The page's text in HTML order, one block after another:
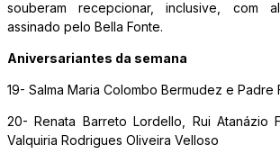
souberam recepcionar, inclusive, com
assinado pelo Bella Fonte.
Aniversariantes da semana
19- Salma Maria Colombo Bermudez e Padre
20- Renata Barreto Lordello, Rui Atanázio
Valquiria Rodrigues Oliveira Velloso